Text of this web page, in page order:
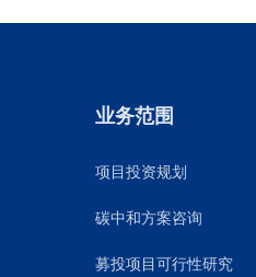
业务范围
项目投资规划
碳中和方案咨询
募投项目可行性研究